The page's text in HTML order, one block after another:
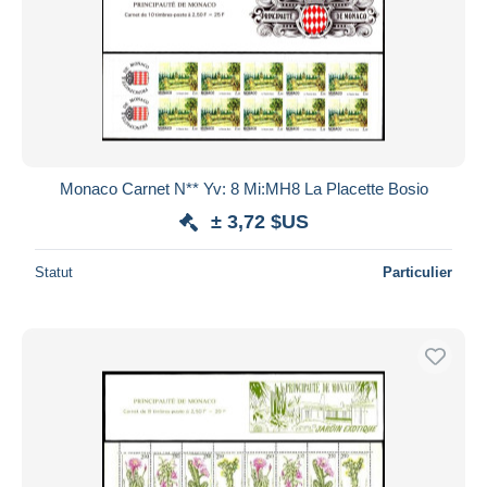
Appliquer
Monaco Carnet N** Yv: 8 Mi:MH8 La Placette Bosio
± 3,72 $US
Statut Particulier